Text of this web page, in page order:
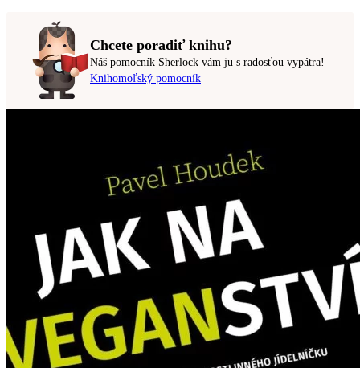
Chcete poradiť knihu?
Náš pomocník Sherlock vám ju s radosťou vypátra!
Knihomoľský pomocník